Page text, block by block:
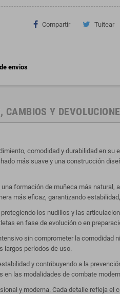
Compartir Tuitear
envios
CAMBIOS Y
comodidad y durabilidad en su
más suave y una construcción
formación de muñeca más natural,
más eficaz, garantizando
los nudillos y las
en fase de evolución o en
sin comprometer la comodidad
largos períodos de uso.
y contribuyendo a la
las modalidades de combate
y moderna. Cada detalle refleja el